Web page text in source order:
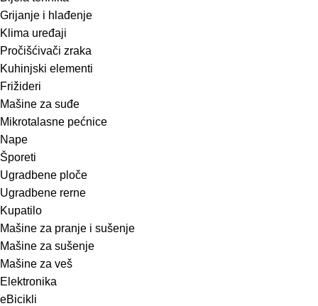
Grijanje i hlađenje
Klima uređaji
Pročišćivači zraka
Kuhinjski elementi
Frižideri
Mašine za suđe
Mikrotalasne pećnice
Nape
Šporeti
Ugradbene ploče
Ugradbene rerne
Kupatilo
Mašine za pranje i sušenje
Mašine za sušenje
Mašine za veš
Elektronika
eBicikli